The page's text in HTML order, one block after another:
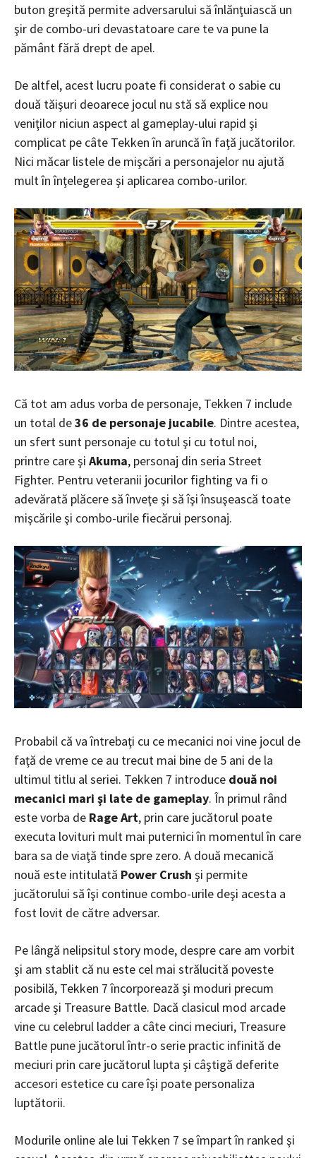
buton greşită permite adversarului să înlănţuiască un
şir de combo-uri devastatoare care te va pune la
pământ fără drept de apel.
De altfel, acest lucru poate fi considerat o sabie cu
două tăişuri deoarece jocul nu stă să explice nou
veniţilor niciun aspect al gameplay-ului rapid şi
complicat pe câte Tekken în aruncă în faţă jucătorilor.
Nici măcar listele de mişcări a personajelor nu ajută
mult în înţelegerea şi aplicarea combo-urilor.
Că tot am adus vorba de personaje, Tekken 7 include
un total de36 de personaje jucabile. Dintre acestea,
un sfert sunt personaje cu totul şi cu totul noi,
printre care şi Akuma, personaj din seria Street
Fighter. Pentru veteranii jocurilor fighting va fi o
adevărată plăcere să înveţe şi să îşi însuşească toate
mişcările şi combo-urile fiecărui personaj.
Probabil că va întrebaţi cu ce mecanici noi vine jocul de
faţă de vreme ce au trecut mai bine de 5 ani de la
ultimul titlu al seriei. Tekken 7 introduce două noi
mecanici mari şi late de gameplay. În primul rând
este vorba de Rage Art, prin care jucătorul poate
executa lovituri mult mai puternici în momentul în care
bara sa de viaţă tinde spre zero. A două mecanică
nouă este intitulată Power Crush şi permite
jucătorului să îşi continue combo-urile deşi acesta a
fost lovit de către adversar.
Pe lângă nelipsitul story mode, despre care am vorbit
şi am stablit că nu este cel mai strălucită poveste
posibilă, Tekken 7 încorporează şi moduri precum
arcade şi Treasure Battle. Dacă clasicul mod arcade
vine cu celebrul ladder a câte cinci meciuri, Treasure
Battle pune jucătorul într-o serie practic infinită de
meciuri prin care jucătorul lupta şi câştigă deferite
accesori estetice cu care îşi poate personaliza
luptătorii.
Modurile online ale lui Tekken 7 se împart în ranked şi